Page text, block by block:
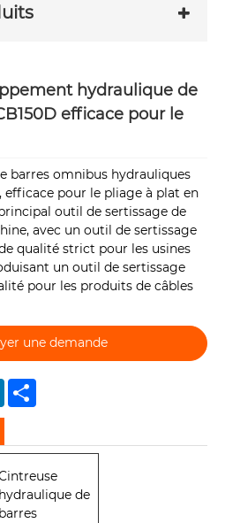
hydraulique de
efficace pour le
barres omnibus hydrauliques
efficace pour le pliage à plat en
outil de sertissage de
avec un outil de sertissage
qualité strict pour les usines
un outil de sertissage
pour les produits de câbles
une demande
LinkedIn
hydraulique de
barres